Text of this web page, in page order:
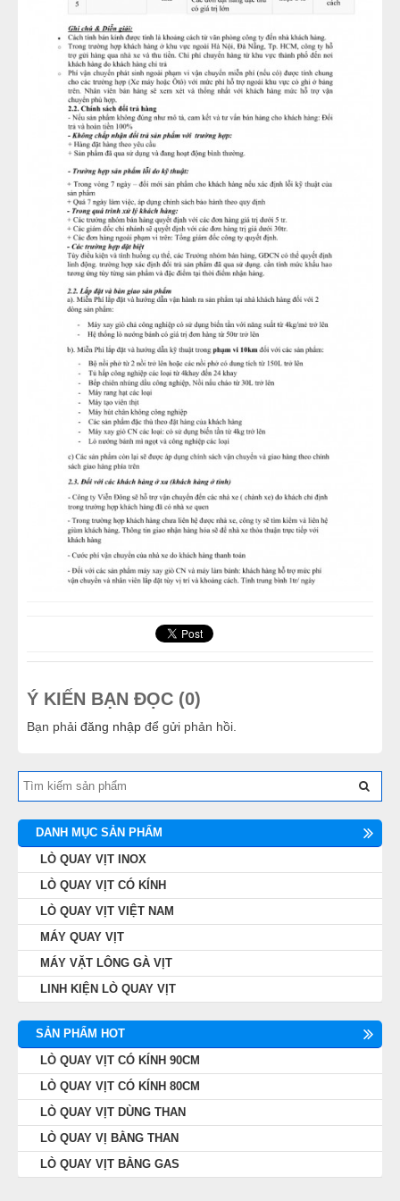
Ý KIẾN BẠN ĐỌC (0)
Bạn phải đăng nhập để gửi phản hồi.
DANH MỤC SẢN PHẨM
LÒ QUAY VỊT INOX
LÒ QUAY VỊT CÓ KÍNH
LÒ QUAY VỊT VIỆT NAM
MÁY QUAY VỊT
MÁY VẶT LÔNG GÀ VỊT
LINH KIỆN LÒ QUAY VỊT
SẢN PHẨM HOT
LÒ QUAY VỊT CÓ KÍNH 90CM
LÒ QUAY VỊT CÓ KÍNH 80CM
LÒ QUAY VỊT DÙNG THAN
LÒ QUAY VỊ BẰNG THAN
LÒ QUAY VỊT BẰNG GAS